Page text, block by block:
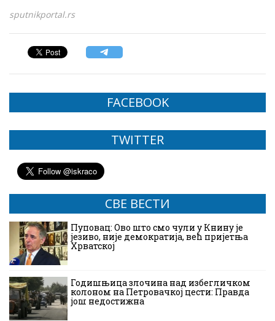
sputnikportal.rs
FACEBOOK
TWITTER
СВЕ ВЕСТИ
Пуповац: Ово што смо чули у Книну је
језиво, није демократија, већ пријетња
Хрватској
Годишњица злочина над избегличком
колоном на Петровачкој цести: Правда
још недостижна